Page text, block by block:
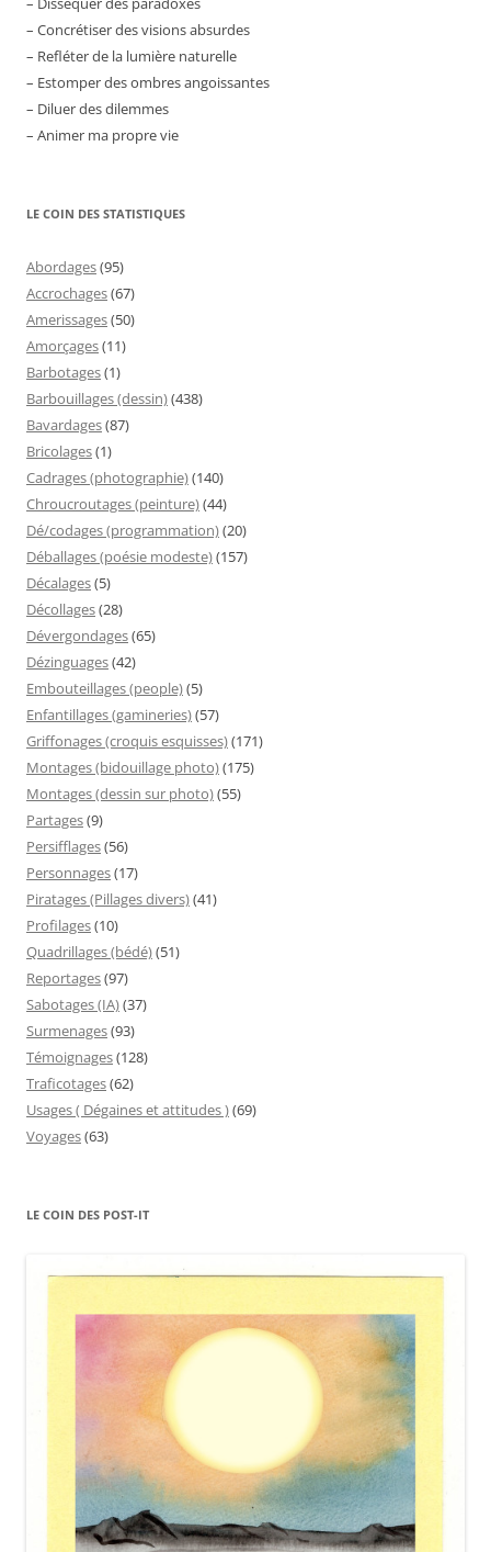
– Concrétiser des visions absurdes
– Refléter de la lumière naturelle
– Estomper des ombres angoissantes
– Diluer des dilemmes
– Animer ma propre vie
LE COIN DES STATISTIQUES
Abordages(95)
Accrochages(67)
Amerissages(50)
Amorçages(11)
Barbotages(1)
Barbouillages (dessin)(438)
Bavardages(87)
Bricolages(1)
Cadrages (photographie)(140)
Chroucroutages (peinture)(44)
Dé/codages (programmation)(20)
Déballages (poésie modeste)(157)
Décalages(5)
Décollages(28)
Dévergondages(65)
Dézinguages(42)
Embouteillages (people)(5)
Enfantillages (gamineries)(57)
Griffonages (croquis esquisses)(171)
Montages (bidouillage photo)(175)
Montages (dessin sur photo)(55)
Partages(9)
Persifflages(56)
Personnages(17)
Piratages (Pillages divers)(41)
Profilages(10)
Quadrillages (bédé)(51)
Reportages(97)
Sabotages (IA)(37)
Surmenages(93)
Témoignages(128)
Traficotages(62)
Usages ( Dégaines et attitudes )(69)
Voyages(63)
LE COIN DES POST-IT